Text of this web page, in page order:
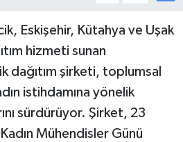
Eskişehir, Kütahya ve Uşak
hizmeti sunan
dağıtım şirketi, toplumsal
istihdamına yönelik
sürdürüyor. Şirket, 23
Mühendisler Günü